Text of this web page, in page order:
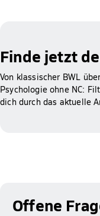
Finde jetzt
Von klassischer BWL
Psychologie ohne NC:
dich durch das aktuelle
Offene